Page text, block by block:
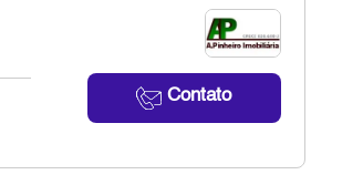
Contato